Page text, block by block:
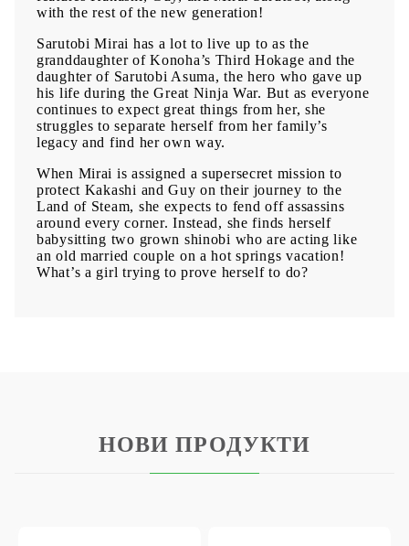
with the rest of the new generation!
Sarutobi Mirai has a lot to live up to as the
granddaughter of Konoha’s Third Hokage and the
daughter of Sarutobi Asuma, the hero who gave up
his life during the Great Ninja War. But as everyone
continues to expect great things from her, she
struggles to separate herself from her family’s
legacy and find her own way.
When Mirai is assigned a supersecret mission to
protect Kakashi and Guy on their journey to the
Land of Steam, she expects to fend off assassins
around every corner. Instead, she finds herself
babysitting two grown shinobi who are acting like
an old married couple on a hot springs vacation!
What’s a girl trying to prove herself to do?
НОВИ ПРОДУКТИ